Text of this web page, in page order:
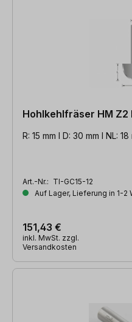
Hohlkehlfräser HM Z2
R: 15 mm l D: 30 mm l NL:
Art.-Nr.: TI-GC15-12
Auf Lager, Lieferung in 1-2
151,43 €
inkl. MwSt. zzgl.
Versandkosten